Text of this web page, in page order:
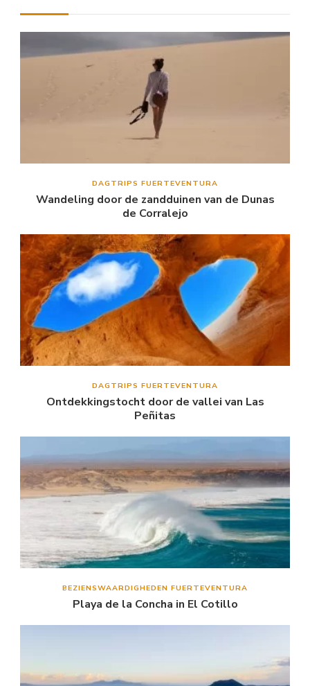
DAGTRIPS FUERTEVENTURA
Wandeling door de zandduinen van de Dunas
de Corralejo
DAGTRIPS FUERTEVENTURA
Ontdekkingstocht door de vallei van Las
Peñitas
BEZIENSWAARDIGHEDEN FUERTEVENTURA
Playa de la Concha in El Cotillo